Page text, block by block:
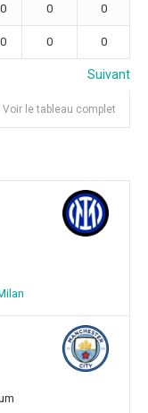
0 0 0
0 0 0
Suivant
Voir le tableau complet